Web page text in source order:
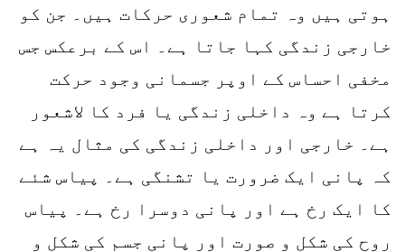
ہوتی ہیں وہ تمام شعوری حرکات ہیں۔ جن کو
خارجی زندگی کہا جاتا ہے۔ اس کے برعکس جس
مخفی احساس کے اوپر جسمانی وجود حرکت
کرتا ہے وہ داخلی زندگی یا فرد کا لاشعور
ہے۔ خارجی اور داخلی زندگی کی مثال یہ ہے
کہ پانی ایک ضرورت یا تشنگی ہے۔ پیاس شئے
کا ایک رخ ہے اور پانی دوسرا رخ ہے۔ پیاس
روح کی شکل و صورت اور پانی جسم کی شکل و